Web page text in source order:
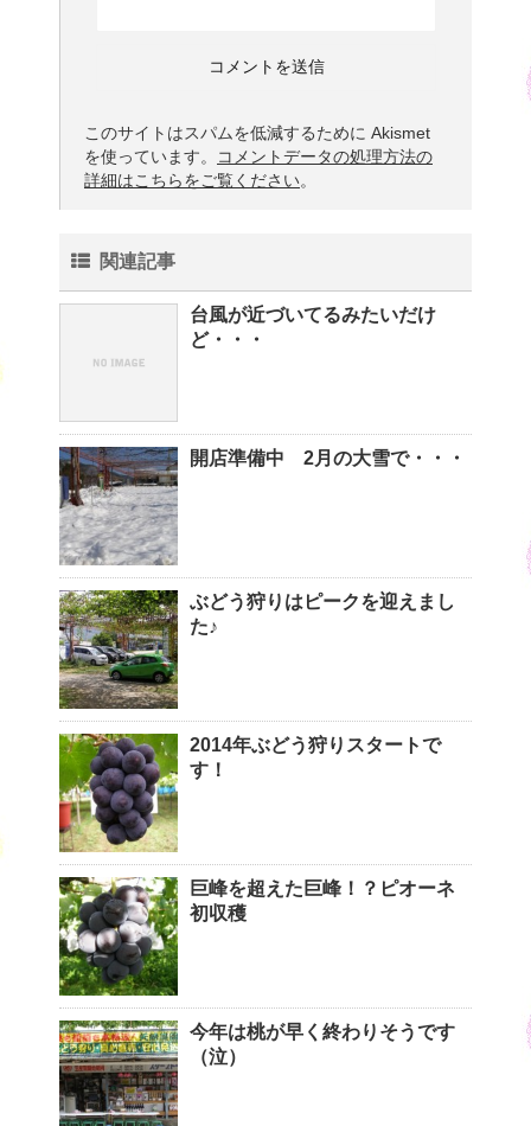
このサイトはスパムを低減するために Akismet
を使っています。
コメントデータの処理方法の
詳細はこちらをご覧ください。
関連記事
台風が近づいてるみたいだけ
ど・・・
開店準備中 2月の大雪で・・・
ぶどう狩りはピークを迎えまし
た♪
2014年ぶどう狩りスタートで
す！
巨峰を超えた巨峰！？ピオーネ
初収穫
今年は桃が早く終わりそうです
（泣）